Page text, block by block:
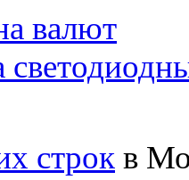
валют
строк в